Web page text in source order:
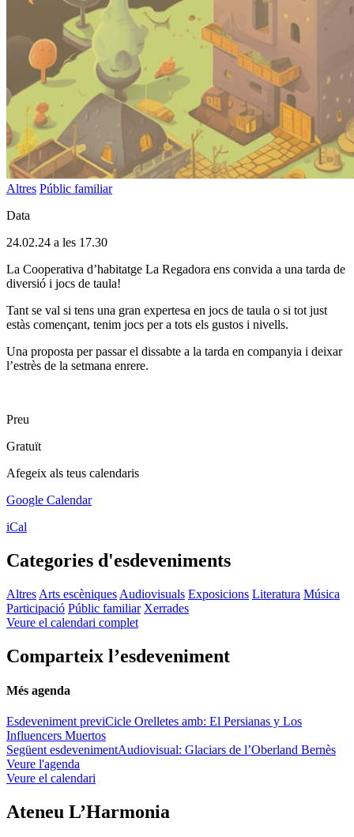
Altres Públic familiar
Data
24.02.24 a les 17.30
La Cooperativa d’habitatge La Regadora ens convida a una tarda de
diversió i jocs de taula!
Tant se val si tens una gran expertesa en jocs de taula o si tot just
estàs començant, tenim jocs per a tots els gustos i nivells.
Una proposta per passar el dissabte a la tarda en companyia i deixar
l’estrès de la setmana enrere.
Preu
Gratuït
Afegeix als teus calendaris
Google Calendar
iCal
Categories d'esdeveniments
Altres Arts escèniques Audiovisuals Exposicions Literatura Música
Participació Públic familiar Xerrades
Veure el calendari complet
Comparteix l’esdeveniment
Més agenda
Esdeveniment previCicle Orelletes amb: El Persianas y Los
Influencers Muertos
Següent esdevenimentAudiovisual: Glaciars de l’Oberland Bernès
Veure l'agenda
Veure el calendari
Ateneu L’Harmonia